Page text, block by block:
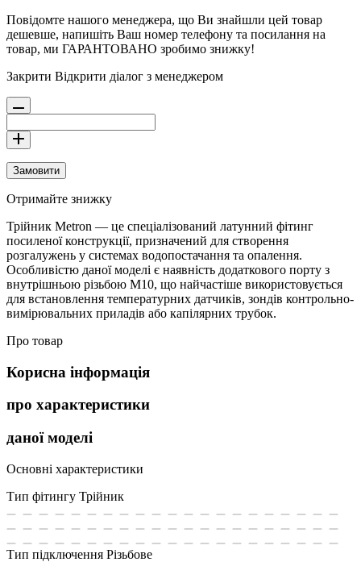
Повідомте нашого менеджера, що Ви знайшли цей товар
дешевше, напишіть Ваш номер телефону та посилання на
товар, ми ГАРАНТОВАНО зробимо знижку!
Закрити Відкрити діалог з менеджером
Замовити
Отримайте знижку
Трійник Metron — це спеціалізований латунний фітинг
посиленої конструкції, призначений для створення
розгалужень у системах водопостачання та опалення.
Особливістю даної моделі є наявність додаткового порту з
внутрішньою різьбою М10, що найчастіше використовується
для встановлення температурних датчиків, зондів контрольно-
вимірювальних приладів або капілярних трубок.
Про товар
Корисна інформація
про характеристики
даної моделі
Основні характеристики
Тип фітингу Трійник
Тип підключення Різьбове